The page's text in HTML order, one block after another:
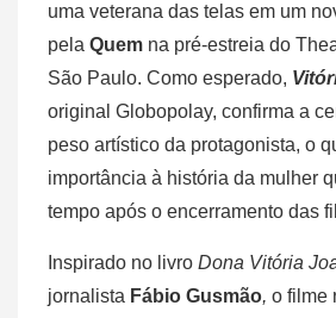
uma veterana das telas em um
pela Quem na pré-estreia do
São Paulo. Como esperado,
original Globopolay, confirma a
peso artístico da protagonista, o
importância à história da mulher
tempo após o encerramento das
Inspirado no livro Dona Vitória
jornalista Fábio Gusmão, o filme